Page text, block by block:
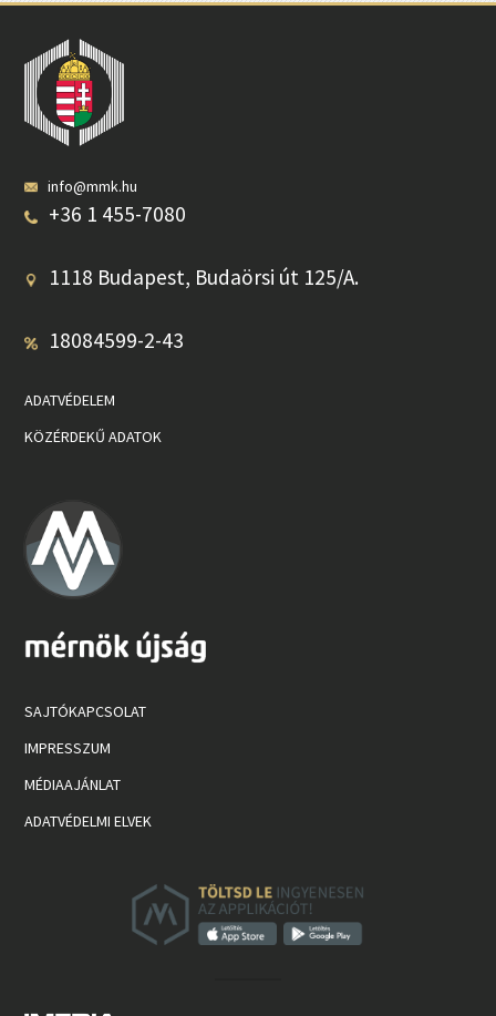
info@mmk.hu
+36 1 455-7080
1118 Budapest, Budaörsi út 125/A.
18084599-2-43
ADATVÉDELEM
KÖZÉRDEKŰ ADATOK
SAJTÓKAPCSOLAT
IMPRESSZUM
MÉDIAAJÁNLAT
ADATVÉDELMI ELVEK